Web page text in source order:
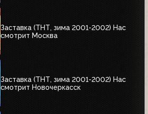
Заставка (ТНТ, зима 2001-2002) Нас
смотрит Москва
Заставка (ТНТ, зима 2001-2002) Нас
смотрит Новочеркасск